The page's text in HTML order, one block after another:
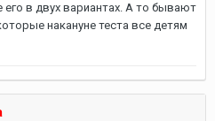
его в двух вариантах. А то бывают
накануне теста все детям